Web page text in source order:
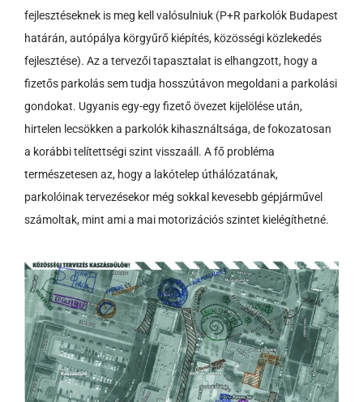
fejlesztéseknek is meg kell valósulniuk (P+R parkolók Budapest
határán, autópálya körgyűrő kiépítés, közösségi közlekedés
fejlesztése). Az a tervezői tapasztalat is elhangzott, hogy a
fizetős parkolás sem tudja hosszútávon megoldani a parkolási
gondokat. Ugyanis egy-egy fizető övezet kijelölése után,
hirtelen lecsökken a parkolók kihasználtsága, de fokozatosan
a korábbi telítettségi szint visszaáll. A fő probléma
természetesen az, hogy a lakótelep úthálózatának,
parkolóinak tervezésekor még sokkal kevesebb gépjárművel
számoltak, mint ami a mai motorizációs szintet kielégíthetné.